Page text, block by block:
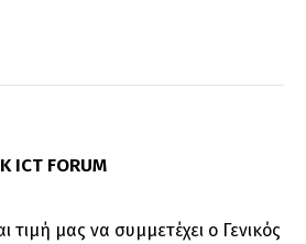
ICT FORUM
τιμή μας να συμμετέχει ο Γενικός